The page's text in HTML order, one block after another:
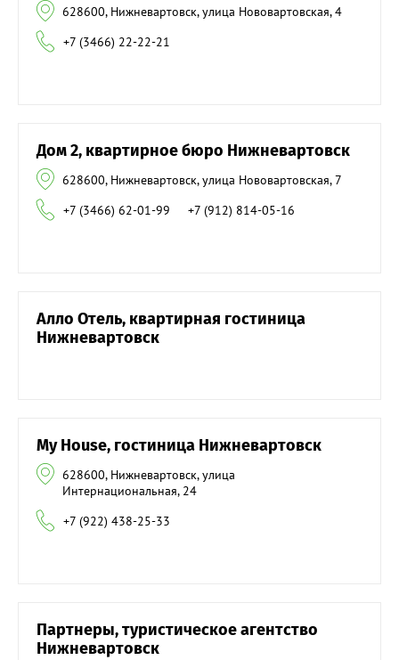
628600, Нижневартовск, улица Нововартовская, 4
+7 (3466) 22-22-21
Дом 2, квартирное бюро Нижневартовск
628600, Нижневартовск, улица Нововартовская, 7
+7 (3466) 62-01-99
+7 (912) 814-05-16
Алло Отель, квартирная гостиница
Нижневартовск
My House, гостиница Нижневартовск
628600, Нижневартовск, улица
Интернациональная, 24
+7 (922) 438-25-33
Партнеры, туристическое агентство
Нижневартовск